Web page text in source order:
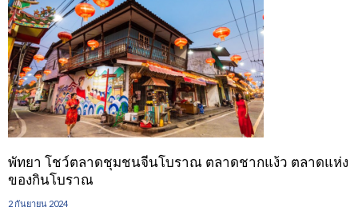
พัทยา โชว์ตลาดชุมชนจีนโบราณ ตลาดชากแง้ว ตลาดแห่ง
ของกินโบราณ
2 กันยายน 2024